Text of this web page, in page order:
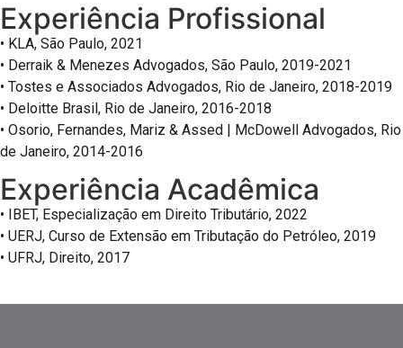
Experiência Profissional
• KLA, São Paulo, 2021
• Derraik & Menezes Advogados, São Paulo, 2019-2021
• Tostes e Associados Advogados, Rio de Janeiro, 2018-2019
• Deloitte Brasil, Rio de Janeiro, 2016-2018
• Osorio, Fernandes, Mariz & Assed | McDowell Advogados, Rio
de Janeiro, 2014-2016
Experiência Acadêmica
• IBET, Especialização em Direito Tributário, 2022
• UERJ, Curso de Extensão em Tributação do Petróleo, 2019
• UFRJ, Direito, 2017